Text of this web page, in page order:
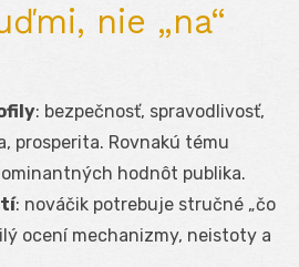
nie „na“
: bezpečnosť, spravodlivosť,
prosperita. Rovnakú tému
hodnôt publika.
: nováčik potrebuje stručné „čo
ocení mechanizmy, neistoty a